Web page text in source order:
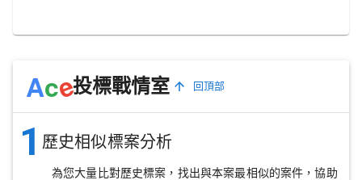
Ace投標戰情室 回頂部
1 歷史相似標案分析
為您大量比對歷史標案，找出與本案最相似的案件，協助